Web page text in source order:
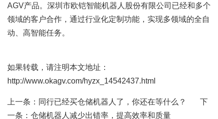
AGV产品。深圳市欧铠智能机器人股份有限公司已经和多个
领域的客户合作，通过行业化定制功能，实现多领域的全自
动、高智能任务。
如果转载，请注明本文地址：
http://www.okagv.com/hyzx_14542437.html
上一条： 同行已经买仓储机器人了，你还在等什么？
下
一条： 仓储机器人减少出错率，提高效率和质量